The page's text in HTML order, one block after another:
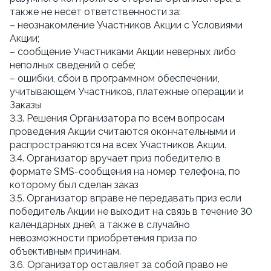
также не несет ответственности за:
– неознакомление Участников Акции с Условиями
Акции;
– сообщение Участниками Акции неверных либо
неполных сведений о себе;
– ошибки, сбои в программном обеспечении,
учитывающем Участников, платежные операции и
Заказы
3.3. Решения Организатора по всем вопросам
проведения Акции считаются окончательными и
распространяются на всех Участников Акции.
3.4. Организатор вручает приз победителю в
формате SMS-сообщения на номер телефона, по
которому был сделан заказ
3.5. Организатор вправе не передавать приз если
победитель Акции не выходит на связь в течение 30
календарных дней, а также в случайно
невозможности приобретения приза по
объективным причинам.
3.6. Организатор оставляет за собой право не